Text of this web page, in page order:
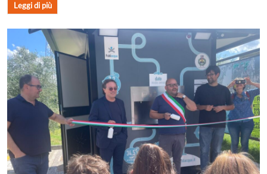
Leggi di più